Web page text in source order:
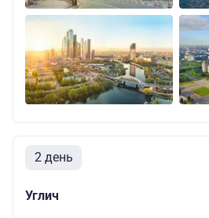
2 день
Углич